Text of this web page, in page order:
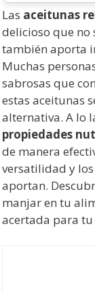
Las aceitunas
delicioso que no
también aporta
Muchas
sabrosas que
estas aceitunas
alternativa. A lo
propiedades
de manera
versatilidad y
aportan.
manjar en tu
acertada para